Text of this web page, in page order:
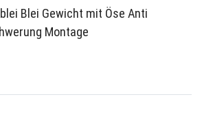
Blei Gewicht mit Öse Anti
Montage